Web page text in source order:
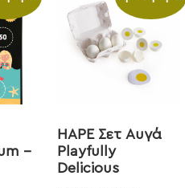
–
HAPE Σετ Αυγά
Playfully
Delicious